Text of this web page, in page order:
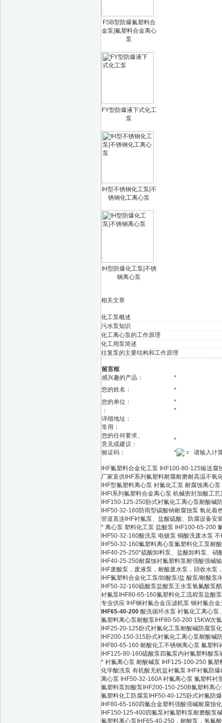
FSB型防爆氟塑料合
金泵|氟塑料合金离心
泵
FY型防爆液下式化工
泵
IH型不锈钢化工泵|不
锈钢化工离心泵
IH型防爆化工泵|不锈
钢离心泵
相关文章
化工泵概述
污水泵知识
化工离心泵的工作原理
化工用泵简述
往复泵的主要结构和工作原理
留言框
感兴趣的产品：
*
您的姓名：
*
您的单位：
*
：
*
详细地址：
常用：
您的任何要求、
意见或建议：
*
验证码：
* = 请输入计
IHF氟塑料合金化工泵 IHF100-80-125输送腐
厂家直供IHF系列氟塑料耐腐耐磨耐高温不氧
IHF型氟塑料离心泵 衬氟化工泵 耐腐蚀离心
IHFl系列氟塑料合金离心泵 机械密封加酸工
IHF150-125-250卧式衬氟化工离心泵耐酸碱
IHF50-32-160防雨型碳酸钠耐腐蚀泵 氧化着
管道直连IHF衬氟泵、盐酸硫酸、防腐设备安
* 离心泵 塑料化工泵 盐酸泵 IHF100-65-200
IHF50-32-160酸洗泵 电镀泵 铜酸洗废水泵
IHF50-32-160氟塑料离心泵氟塑料化工泵耐
IHF40-25-250*硫酸卸料泵、盐酸卸料泵、硝
IHF40-25-250耐腐蚀衬氟塑料泵耐强酸强碱
IHF废酸泵，废液泵，耐酸废水泵，回收水泵
IHF氟塑料合金化工泵/卸酸泵/盐 酸泵/耐酸泵
IHF50-32-160硫酸泵盐酸泵王水泵氢氟酸泵
衬氟泵IHF80-65-160氟塑料化工流程泵盐酸
专业供应 IHF钢衬氟合金压滤机泵 钢衬氟合
IHF65-40-200 酸洗循环水泵 衬氟化工离心泵
氟塑料离心泵耐酸泵IHF80-50-200 15KW次
IHF25-20-125卧式衬氟化工泵耐酸碱防腐泵
IHF200-150-315卧式衬氟化工离心泵耐酸碱
IHF80-65-160 耐酸化工不锈钢离心泵 氟塑料
IHF125-80-160硫酸泵四氟泵内衬氟塑料酸泵
* 衬氟离心泵 耐酸碱泵 IHF125-100-250 氟塑
化学酸洗泵 有机酸无机盐衬氟泵 IHF衬氟防爆
离心泵 IHF50-32-160A 衬氟离心泵 氟塑料衬
氟塑料泵卸酸泵IHF200-150-250B氟塑料离
氟塑料化工防腐泵IHF50-40-125卧式衬氟防
IHF80-65-160四氟合金塑料强酸强碱耐腐蚀
IHF150-125-400四氟泵衬氟塑料泵耐磨酸泵
氟塑料离心泵IHF65-40-250，耐酸泵，氢氟